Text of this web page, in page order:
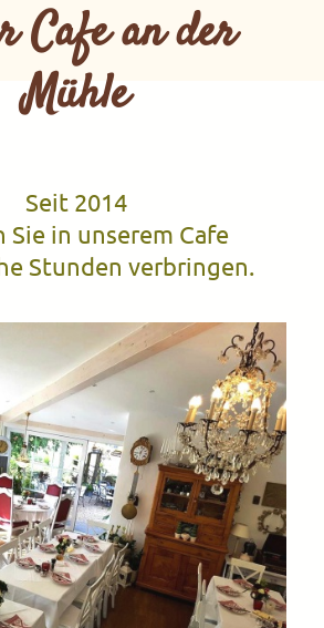
Cafe an der
Mühle
Seit 2014
Sie in unserem Cafe
Stunden verbringen.